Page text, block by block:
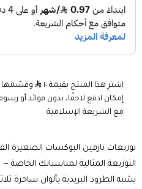
اشترِ هذا المنتج بقيمة ١٠
إمكان ادفع لاحقًا، بدون فوائد أو
مع الشريعة الإسلامية
توزيعات نارفين البوكسات الصغيرة
التوزيعة المثالية لمناسباتك
يشبه الطرود البريدية بألوان ساحرة